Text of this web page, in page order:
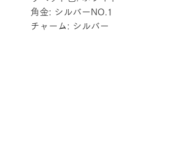
角金: シルバーNO.1
チャーム: シルバー